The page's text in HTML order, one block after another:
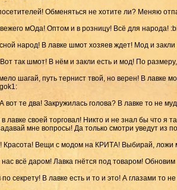
Обменяться не хотите ли? Меняю
мОда! Оптом и в розницу! Всё для народа!
народ! В лавке шмот хозяев ждет! Мод и
так шмот! В нём и закли есть и мод! По
шагай, путь тернист твой, но верен! В лавке
вот те два! Закружилась голова? В лавке то не
лавке своей торговал! Никто и не знал бы что я
мне вопросы! Да только смотри уведут из
Красота! Вещи с модом на КРИТА! Выбирай,
нас всё даром! Лавка гнётся под товаром!
секрету! В лавке есть и то и это! А глазами то